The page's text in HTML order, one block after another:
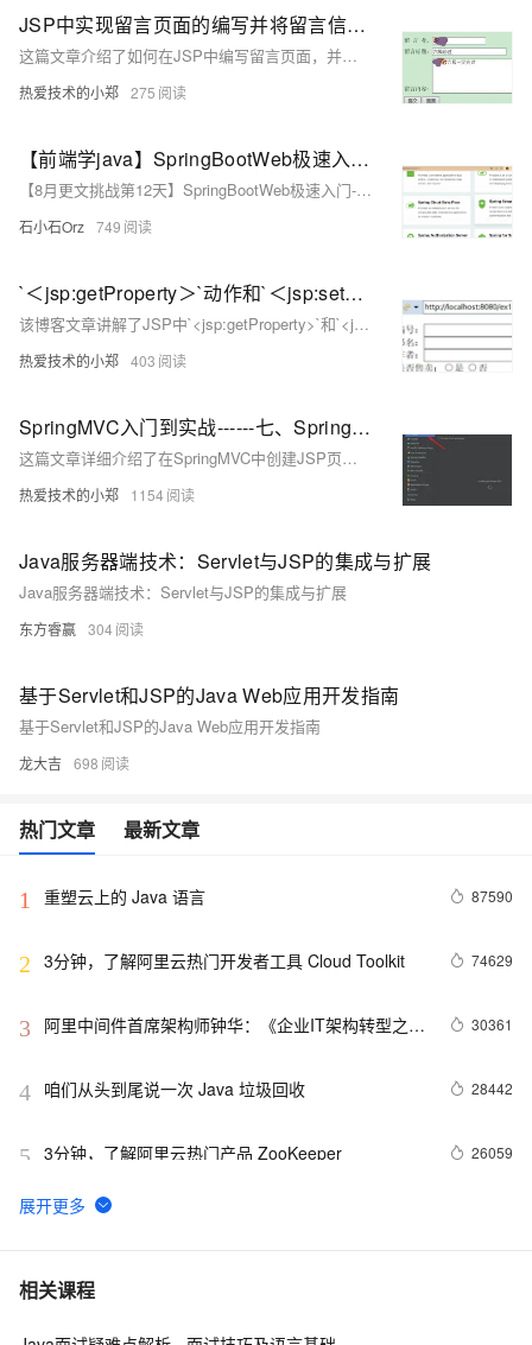
JSP中实现留言页面的编写并将留言信息展示出来
这篇文章介绍了如何在JSP中编写留言页面，并通过JavaBean类存储用户留言信息，同时展示了留言信息的展示方法。
热爱技术的小郑 275
【前端学java】SpringBootWeb极速入门-实现一个简单的web页面01
【8月更文挑战第12天】SpringBootWeb极速入门-实现一个简单的web页面01
石小石Orz 749
`＜jsp:getProperty＞`动作和`＜jsp:setProperty＞`动作的使用在一个静态页面填写图书的基本信息，页面信息提交给其他页面，并且在其页面显示。要去将表单元素的值赋值给Java
该博客文章讲解了JSP中`<jsp:getProperty>`和`<jsp:setProperty>`动作的使用方法，包括它们的语法格式和如何在页面中使用这些动作来获取和设置JavaBean对象的属性值，并通过图书信息的填写和展示示例进行了演示。
热爱技术的小郑 403
SpringMVC入门到实战------七、SpringMVC创建JSP页面的详细过程+配置模板+实现页面跳转+配置Tomcat。JSP和HTML配置模板的差异对比(二）
这篇文章详细介绍了在SpringMVC中创建JSP页面的全过程，包括项目的创建、配置、Tomcat的设置，以及如何实现页面跳转和配置模板解析器，最后还对比了JSP和HTML模板解析的差异。
热爱技术的小郑 1154
Java服务器端技术：Servlet与JSP的集成与扩展
Java服务器端技术：Servlet与JSP的集成与扩展
东方睿赢 304
基于Servlet和JSP的Java Web应用开发指南
基于Servlet和JSP的Java Web应用开发指南
龙大吉 698
热门文章 最新文章
1 重塑云上的 Java 语言 87590
2 3分钟，了解阿里云热门开发者工具 Cloud Toolkit 74629
3
阿里中间件首席架构师钟华：《企业IT架构转型之
（含试读PDF）！
30361
4 咱们从头到尾说一次 Java 垃圾回收 28442
5 3分钟，了解阿里云热门产品 ZooKeeper 26059
6
【沉淀】从网络中间件到搜索，从移动开发到分布式
7 Kafka、RabbitMQ、RocketMQ消息中间件的对比
相关课程